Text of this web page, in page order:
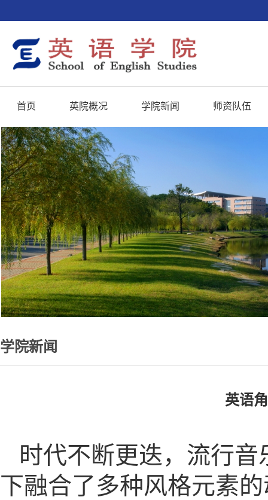
首页 英院概况 学院新闻 师资队伍
学院新闻
英语
时代不断更迭，流行
下融合了多种风格元素